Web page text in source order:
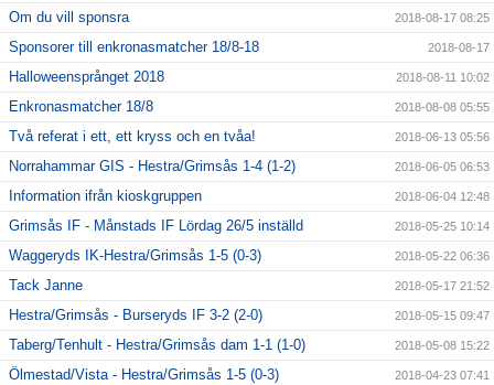
Om du vill sponsra 2018-08-17 08:25
Sponsorer till enkronasmatcher 18/8-18 2018-08-17
Halloweensprånget 2018 2018-08-11 10:02
Enkronasmatcher 18/8 2018-08-08 05:55
Två referat i ett, ett kryss och en tvåa! 2018-06-13 05:56
Norrahammar GIS - Hestra/Grimsås 1-4 (1-2) 2018-06-05 06:53
Information ifrån kioskgruppen 2018-06-04 12:48
Grimsås IF - Månstads IF Lördag 26/5 inställd 2018-05-25 10:14
Waggeryds IK-Hestra/Grimsås 1-5 (0-3) 2018-05-22 06:36
Tack Janne 2018-05-17 21:52
Hestra/Grimsås - Burseryds IF 3-2 (2-0) 2018-05-15 09:47
Taberg/Tenhult - Hestra/Grimsås dam 1-1 (1-0) 2018-05-08 15:22
Ölmestad/Vista - Hestra/Grimsås 1-5 (0-3) 2018-04-23 07:41